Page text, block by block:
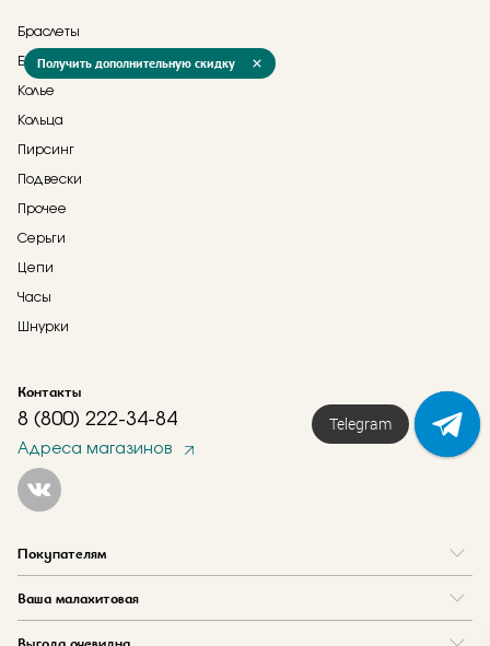
Браслеты
Брошь
Колье
Кольца
Пирсинг
Подвески
Прочее
Серьги
Цепи
Часы
Шнурки
Контакты
8 (800) 222-34-84
Адреса магазинов
Покупателям
Ваша малахитовая
Получить дополнительную скидку
Telegram